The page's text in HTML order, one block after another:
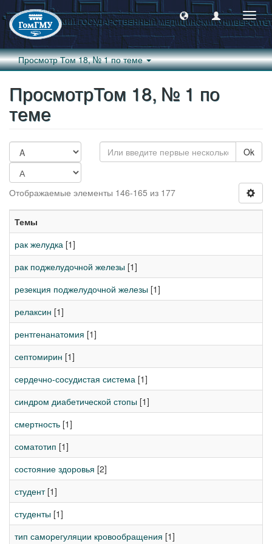
Просмотр Том 18, № 1 по теме
ПросмотрТом 18, № 1 по
теме
Ok
Отображаемые элементы 146-165 из 177
Темы
рак желудка [1]
рак поджелудочной железы [1]
резекция поджелудочной железы [1]
релаксин [1]
рентгенанатомия [1]
септомирин [1]
сердечно-сосудистая система [1]
синдром диабетической стопы [1]
смертность [1]
соматотип [1]
состояние здоровья [2]
студент[1]
студенты [1]
тип саморегуляции кровообращения [1]